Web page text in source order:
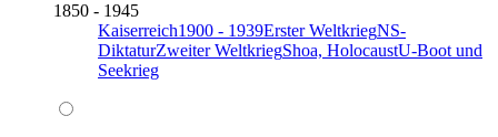
1850 - 1945
Kaiserreich1900 - 1939Erster WeltkriegNS-
DiktaturZweiter WeltkriegShoa, HolocaustU-Boot und
Seekrieg